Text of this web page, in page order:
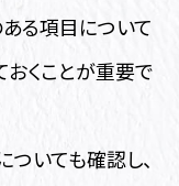
る項目について
おくことが重要で
いても確認し、